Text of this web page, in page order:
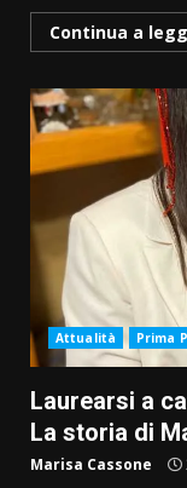
Continua a
Attualità Prima
Laurearsi a
La storia di
Marisa Cassone